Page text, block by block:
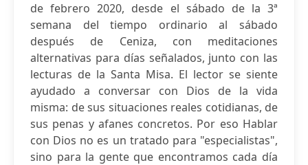
de febrero 2020, desde el sábado de la 3ª
semana del tiempo ordinario al sábado
después de Ceniza, con meditaciones
alternativas para días señalados, junto con las
lecturas de la Santa Misa. El lector se siente
ayudado a conversar con Dios de la vida
misma: de sus situaciones reales cotidianas, de
sus penas y afanes concretos. Por eso Hablar
con Dios no es un tratado para "especialistas",
sino para la gente que encontramos cada día